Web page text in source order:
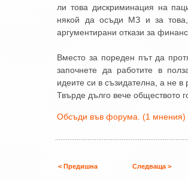
ли това дискриминация на
някой да осъди МЗ и за
аргументирани откази за
Вместо за пореден път да
започнете да работите в
идеите си в съзидателна, а не в
Твърде дълго вече обществото
Обсъди във форума. (1 мнения)
< Предишна Следваща >